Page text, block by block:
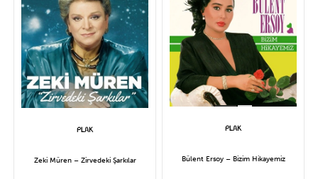
Zeki Müren – Zirvedeki Şarkılar Bülent Ersoy – Bizim Hikayemiz